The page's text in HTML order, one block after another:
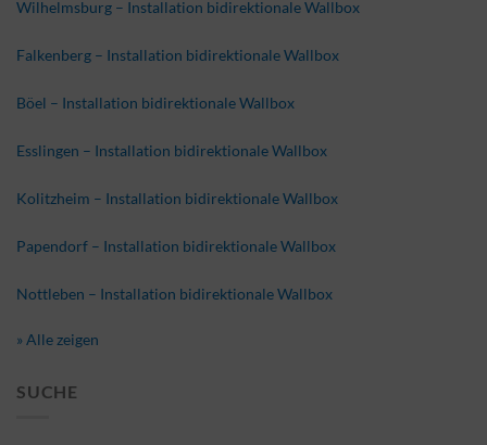
Wilhelmsburg – Installation bidirektionale Wallbox
Falkenberg – Installation bidirektionale Wallbox
Böel – Installation bidirektionale Wallbox
Esslingen – Installation bidirektionale Wallbox
Kolitzheim – Installation bidirektionale Wallbox
Papendorf – Installation bidirektionale Wallbox
Nottleben – Installation bidirektionale Wallbox
» Alle zeigen
SUCHE